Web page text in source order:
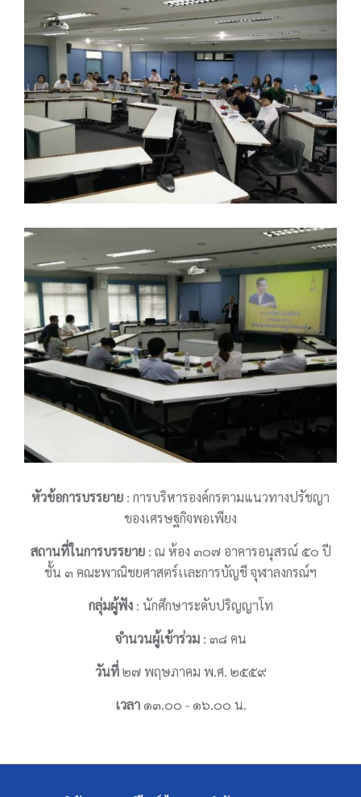
หัวข้อการบรรยาย : การบริหารองค์กรตามแนวทางปรัชญา
ของเศรษฐกิจพอเพียง
สถานที่ในการบรรยาย: ณ ห้อง ๓๐๗ อาคารอนุสรณ์ ๕๐ ปี
ชั้น ๓ คณะพาณิชยศาสตร์เเละการบัญชี จุฬาลงกรณ์ฯ
กลุ่มผู้ฟัง: นักศึกษาระดับปริญญาโท
จำนวนผู้เข้าร่วม: ๓๘ คน
วันที่๒๗ พฤษภาคม พ.ศ. ๒๕๕๙
เวลา๑๓.๐๐ - ๑๖.๐๐ น.